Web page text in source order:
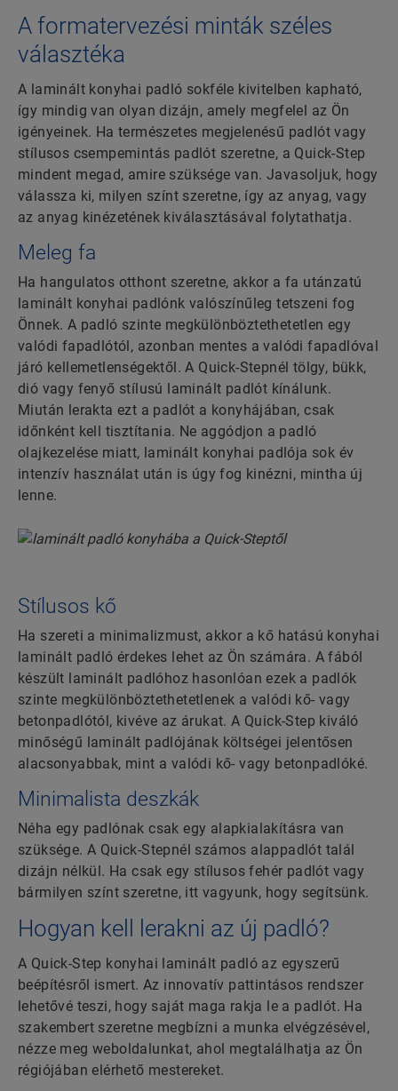
A formatervezési minták széles
választéka
A laminált konyhai padló sokféle kivitelben kapható,
így mindig van olyan dizájn, amely megfelel az Ön
igényeinek. Ha természetes megjelenésű padlót vagy
stílusos csempemintás padlót szeretne, a Quick-Step
mindent megad, amire szüksége van. Javasoljuk, hogy
válassza ki, milyen színt szeretne, így az anyag, vagy
az anyag kinézetének kiválasztásával folytathatja.
Meleg fa
Ha hangulatos otthont szeretne, akkor a fa utánzatú
laminált konyhai padlónk valószínűleg tetszeni fog
Önnek. A padló szinte megkülönböztethetetlen egy
valódi fapadlótól, azonban mentes a valódi fapadlóval
járó kellemetlenségektől. A Quick-Stepnél tölgy, bükk,
dió vagy fenyő stílusú laminált padlót kínálunk.
Miután lerakta ezt a padlót a konyhájában, csak
időnként kell tisztítania. Ne aggódjon a padló
olajkezelése miatt, laminált konyhai padlója sok év
intenzív használat után is úgy fog kinézni, mintha új
lenne.
Stílusos kő
Ha szereti a minimalizmust, akkor a kő hatású konyhai
laminált padló érdekes lehet az Ön számára. A fából
készült laminált padlóhoz hasonlóan ezek a padlók
szinte megkülönböztethetetlenek a valódi kő- vagy
betonpadlótól, kivéve az árukat. A Quick-Step kiváló
minőségű laminált padlójának költségei jelentősen
alacsonyabbak, mint a valódi kő- vagy betonpadlóké.
Minimalista deszkák
Néha egy padlónak csak egy alapkialakításra van
szüksége. A Quick-Stepnél számos alappadlót talál
dizájn nélkül. Ha csak egy stílusos fehér padlót vagy
bármilyen színt szeretne, itt vagyunk, hogy segítsünk.
Hogyan kell lerakni az új padló?
A Quick-Step konyhai laminált padló az egyszerű
beépítésről ismert. Az innovatív pattintásos rendszer
lehetővé teszi, hogy saját maga rakja le a padlót. Ha
szakembert szeretne megbízni a munka elvégzésével,
nézze meg weboldalunkat, ahol megtalálhatja az Ön
régiójában elérhető mestereket.